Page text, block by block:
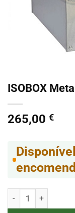
ISOBOX
265,00 €
Quantidade de